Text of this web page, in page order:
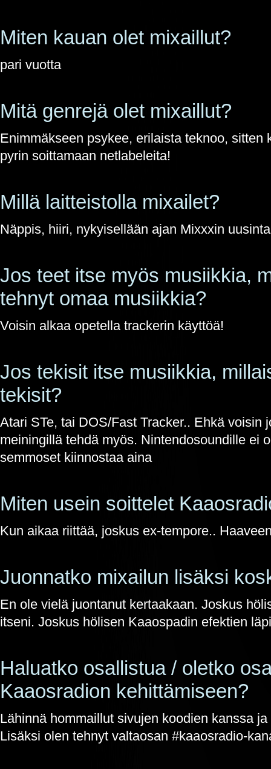
Miten kauan olet mixaillut?
pari vuotta
Mitä genrejä olet mixaillut?
Enimmäkseen psykee, erilaista teknoo, sitten
pyrin soittamaan netlabeleita!
Millä laitteistolla mixailet?
Näppis, hiiri, nykyisellään ajan Mixxxin
Jos teet itse myös musiikkia,
tehnyt omaa musiikkia?
Voisin alkaa opetella trackerin käyttöä!
Jos tekisit itse musiikkia,
tekisit?
Atari STe, tai DOS/Fast Tracker.. Ehkä voisin
meiningillä tehdä myös. Nintendosoundille ei
semmoset kiinnostaa aina
Miten usein soittelet
Kun aikaa riittää, joskus ex-tempore..
Juonnatko mixailun lisäksi
En ole vielä juontanut kertaakaan. Joskus
itseni. Joskus hölisen Kaaospadin efektien
Haluatko osallistua / oletko
Kaaosradion kehittämiseen?
Lähinnä hommaillut sivujen koodien kanssa
Lisäksi olen tehnyt valtaosan #kaaosradio-